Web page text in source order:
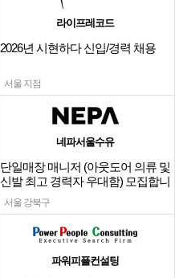
라이프레코드
2026년 시현하다 신입/경력 채용
서울 지점
네파서울수유
단일매장 매니저 (아웃도어 의류 및
신발 최고 경력자 우대함) 모집합니
다.
서울 강북구
파워피플컨설팅